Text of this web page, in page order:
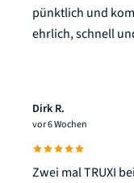
pünktlich und
ehrlich, schnell
Dirk R.
vor 6 Wochen
Zwei mal TRUXI